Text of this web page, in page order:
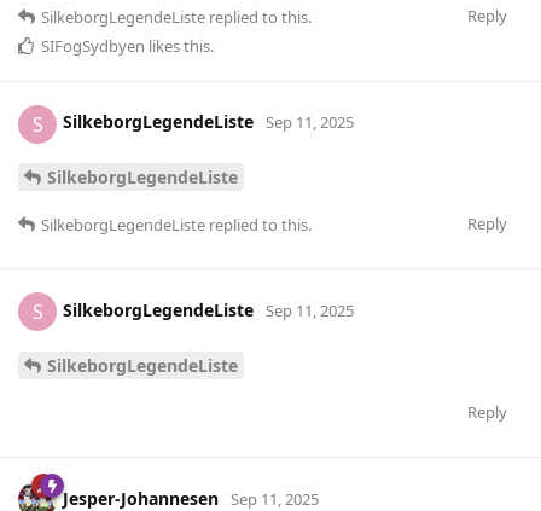
Reply
SilkeborgLegendeListe replied to this.
SIFogSydbyen likes this.
S SilkeborgLegendeListe Sep 11, 2025
SilkeborgLegendeListe
Reply
SilkeborgLegendeListe replied to this.
S SilkeborgLegendeListe Sep 11, 2025
SilkeborgLegendeListe
Reply
Jesper-Johannesen Sep 11, 2025